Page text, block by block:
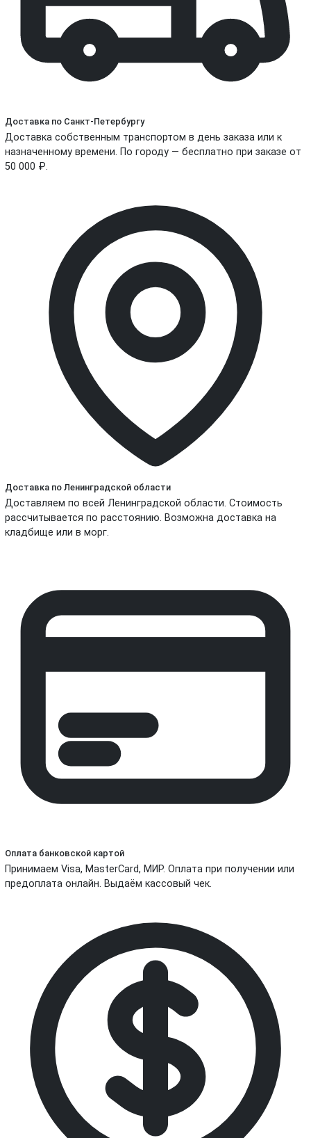
Доставка по Санкт-Петербургу
Доставка собственным транспортом в день заказа или к
назначенному времени. По городу — бесплатно при заказе от
50 000 ₽.
Доставка по Ленинградской области
Доставляем по всей Ленинградской области. Стоимость
рассчитывается по расстоянию. Возможна доставка на
кладбище или в морг.
Оплата банковской картой
Принимаем Visa, MasterCard, МИР. Оплата при получении или
предоплата онлайн. Выдаём кассовый чек.